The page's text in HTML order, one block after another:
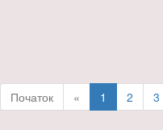
Початок « 1 2 3